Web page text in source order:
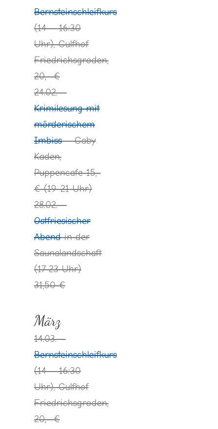
Bernsteinschleifkurs
(14 – 16:30
Uhr), Gulfhof
Friedrichsgroden,
20,- €
24.02. –
Krimilesung mit
mörderischem
Imbiss– Gaby
Kaden,
Puppencafe 15,-
€ (19-21 Uhr)
28.02. –
Ostfriesischer
Abendin der
Saunalandschaft
(17-23 Uhr)
31,50 €
März
14.03. –
Bernsteinschleifkurs
(14 – 16:30
Uhr), Gulfhof
Friedrichsgroden,
20,- €